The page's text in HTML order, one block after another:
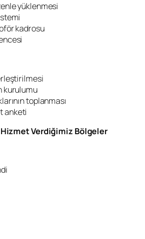
yüklenmesi
kadrosu
kurulumu
toplanması
anketi
Hizmet Verdiğimiz Bölgeler